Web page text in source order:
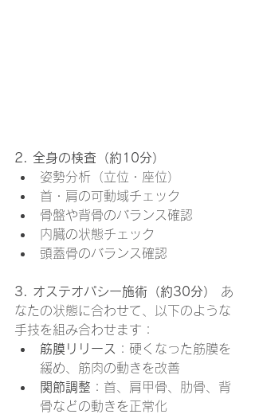
2. 全身の検査（約10分）
姿勢分析（立位・座位）
首・肩の可動域チェック
骨盤や背骨のバランス確認
内臓の状態チェック
頭蓋骨のバランス確認
3. オステオパシー施術（約30分）
あ
なたの状態に合わせて、以下のような
手技を組み合わせます：
筋膜リリース
：硬くなった筋膜を
緩め、筋肉の動きを改善
関節調整 ：首、肩甲骨、肋骨、背
骨などの動きを正常化